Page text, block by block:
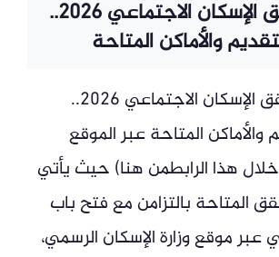
أسعار شقق الإسكان الاجتماعي 2026..
والأماكن المتاحة
ننشر أسعار شقق الإسكان الاجتماعي 2026..
المتاحة عبر الموقع
خلال هذا الرابطمن هنا) حيث يأتي
المتاحة بالتزامن مع فتح باب
عبر موقع وزارة الإسكان الرسمي،